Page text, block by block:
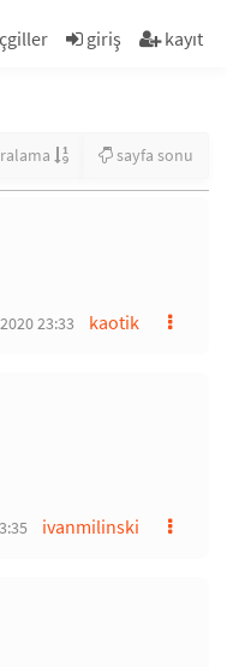
giriş kayıt
sayfa sonu
kaotik
23:33
ivanmilinski